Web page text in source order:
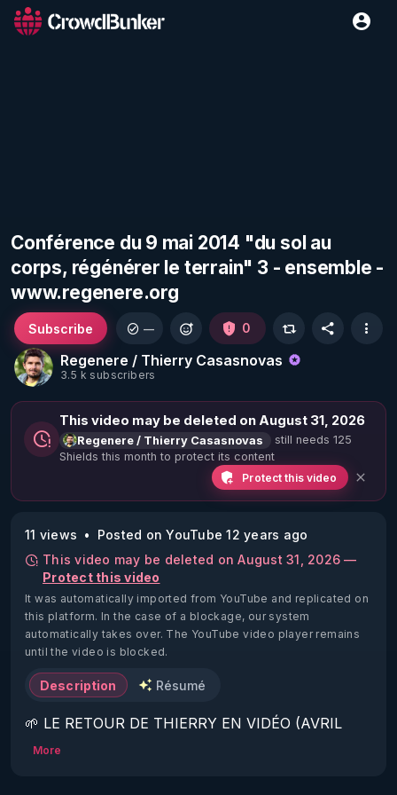
Conférence du 9 mai 2014 "du sol au
corps, régénérer le terrain" 3 - ensemble -
www.regenere.org
Regenere / Thierry Casasnovas
3.5 k subscribers
Subscribe — 0
This video may be deleted on August 31, 2026
Regenere / Thierry Casasnovas
still needs 125
Shields this month to protect its content
Protect this video
11 views
Posted on YouTube 12 years ago
This video may be deleted on August 31, 2026 —
Protect this video
It was automatically imported from YouTube and replicated on
this platform. In the case of a blockage, our system
automatically takes over. The YouTube video player remains
until the video is blocked.
Description Résumé
🌱 LE RETOUR DE THIERRY EN VIDÉO (AVRIL
2022)!
More